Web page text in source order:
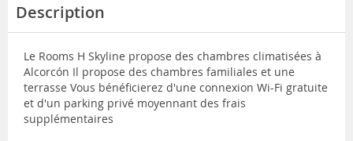
Description
Le Rooms H Skyline propose des chambres climatisées à
Alcorcón Il propose des chambres familiales et une
terrasse Vous bénéficierez d'une connexion Wi-Fi gratuite
et d'un parking privé moyennant des frais
supplémentaires